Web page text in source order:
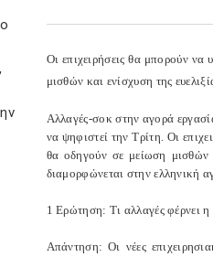
Οι επιχειρήσεις θα μπορούν
μισθών και ενίσχυση της
Αλλαγές-σοκ στην αγορά
να ψηφιστεί την Τρίτη. Οι
θα οδηγούν σε μείωση μισθών
διαμορφώνεται στην ελληνική
1 Ερώτηση: Τι αλλαγές φέρνει
Απάντηση: Οι νέες